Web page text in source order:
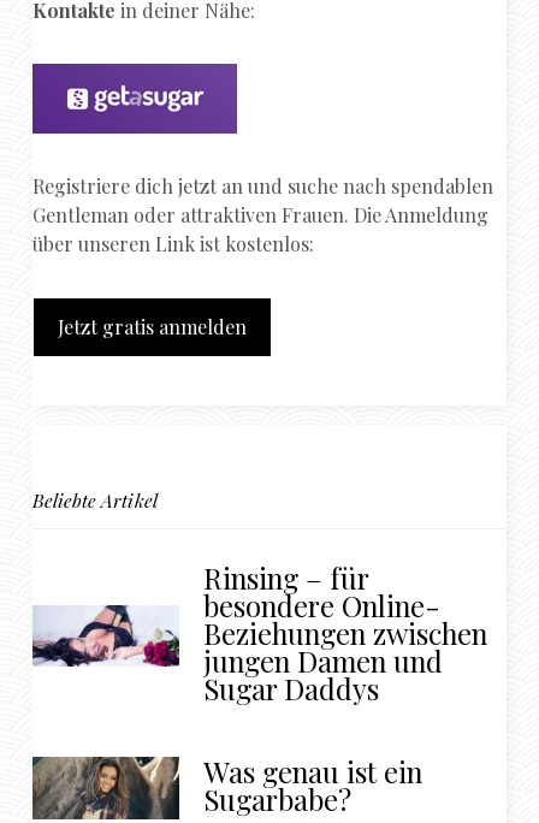
Kontakte in deiner Nähe:
Registriere dich jetzt an und suche nach spendablen
Gentleman oder attraktiven Frauen. Die Anmeldung
über unseren Link ist kostenlos:
Jetzt gratis anmelden
Beliebte Artikel
Rinsing – für
besondere Online-
Beziehungen zwischen
jungen Damen und
Sugar Daddys
Was genau ist ein
Sugarbabe?